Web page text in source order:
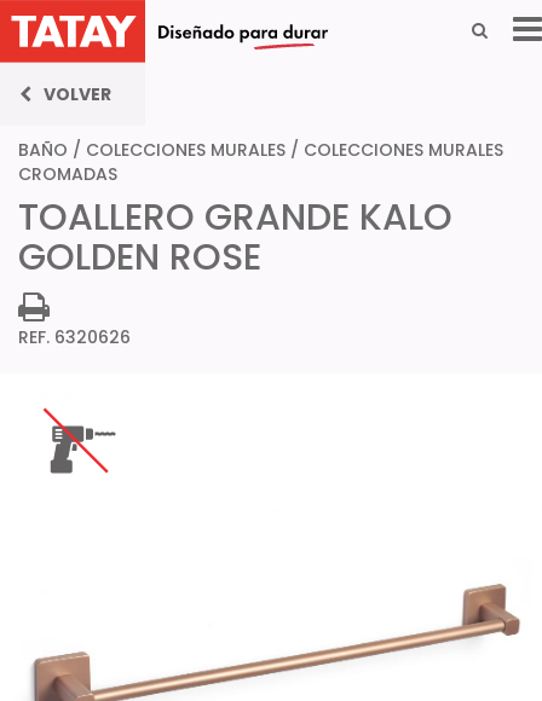
VOLVER
BAÑO / COLECCIONES MURALES / COLECCIONES MURALES
CROMADAS
TOALLERO GRANDE KALO
GOLDEN ROSE
REF. 6320626